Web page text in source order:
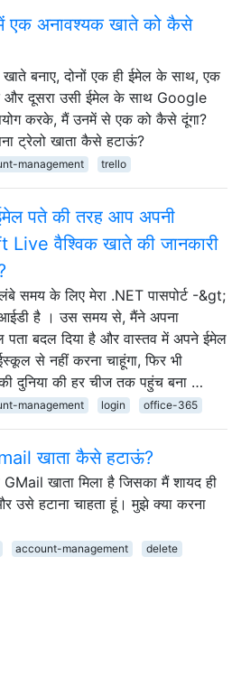
एक अनावश्यक खाते को कैसे
बनाए, दोनों एक ही ईमेल के साथ, एक
और दूसरा उसी ईमेल के साथ Google
करके, मैं उनमें से एक को कैसे दूंगा?
ट्रेलो खाता कैसे हटाऊं?
management trello
पते की तरह आप अपनी
वैश्विक खाते की जानकारी
समय के लिए मेरा .NET पासपोर्ट -&gt;
आईडी है । उस समय से, मैंने अपना
पता बदल दिया है और वास्तव में अपने ईमेल
से नहीं करना चाहूंगा, फिर भी
दुनिया की हर चीज तक पहुंच बना …
management login office-365
खाता कैसे हटाऊं?
खाता मिला है जिसका मैं शायद ही
उसे हटाना चाहता हूं। मुझे क्या करना
account-management delete